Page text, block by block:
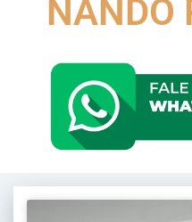
NANDO